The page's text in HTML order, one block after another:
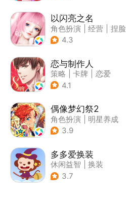
以闪亮之名
角色扮演 经营
捏脸
| 二次元
4.3
恋与制作人
策略 卡牌
恋爱
| 乙女
4.1
偶像梦幻祭2
角色扮演
明星养成
| 音乐
3.9
多多爱换装
休闲益智
换装
| 儿童游戏
3.7